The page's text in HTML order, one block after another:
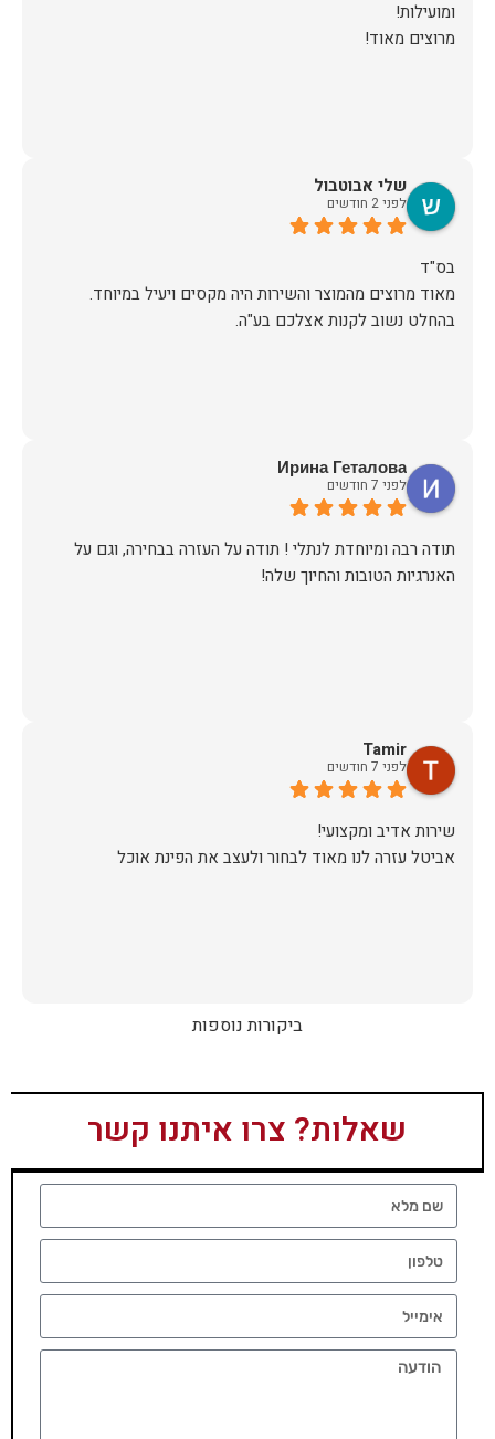
מרוצים מאוד!
שלי אבוטבול
לפני 2 חודשים
מאוד מרוצים מהמוצר והשירות היה מקסים ויעיל במיוחד.
בהחלט נשוב לקנות אצלכם בע"ה.
Ирина Геталова
לפני 7 חודשים
​תודה רבה ומיוחדת לנתלי ! תודה על העזרה בבחירה, וגם על
האנרגיות הטובות והחיוך שלה!
Tamir
לפני 7 חודשים
אביטל עזרה לנו מאוד לבחור ולעצב את הפינת אוכל
ביקורות נוספות
שאלות? צרו איתנו קשר